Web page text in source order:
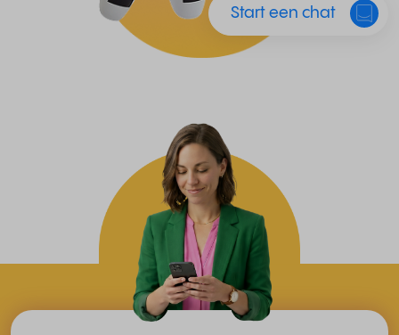
Start een chat